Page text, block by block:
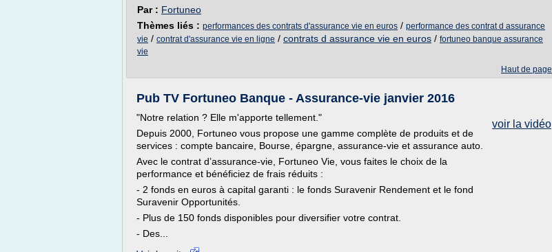
Par : Fortuneo
Thèmes liés : performances des contrats d'assurance vie en euros / performance des contrat d assurance
vie / contrat d'assurance vie en ligne / contrats d assurance vie en euros / fortuneo banque assurance
vie
Haut de page
Pub TV Fortuneo Banque - Assurance-vie janvier 2016
voir la vidéo
"Notre relation ? Elle m'apporte tellement."
Depuis 2000, Fortuneo vous propose une gamme complète de produits et de
services : compte bancaire, Bourse, épargne, assurance-vie et assurance auto.
Avec le contrat d’assurance-vie, Fortuneo Vie, vous faites le choix de la
performance et bénéficiez de frais réduits :
- 2 fonds en euros à capital garanti : le fonds Suravenir Rendement et le fond
Suravenir Opportunités.
- Plus de 150 fonds disponibles pour diversifier votre contrat.
- Des...